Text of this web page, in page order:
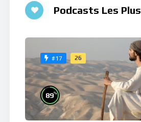
Podcasts Les Plus
#17 26
89%